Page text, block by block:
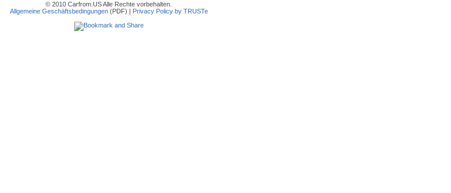
© 2010 Carfrom.US Alle Rechte vorbehalten.
Allgemeine Geschäftsbedingungen(PDF) | Privacy Policy by TRUSTe